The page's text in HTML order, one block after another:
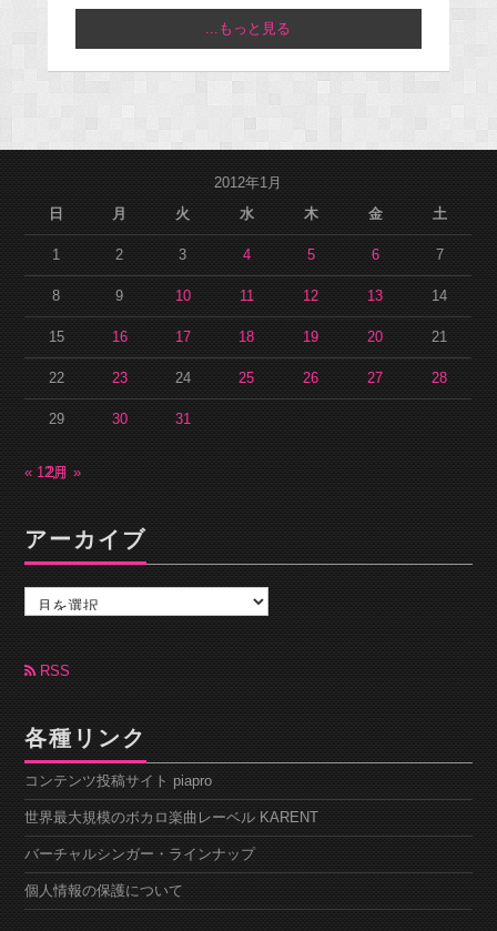
...もっと見る
2012年1月
日
月 火 水 木 金 土
1 2 3 4 5 6 7
8 9 10 11 12 13 14
15 16 17 18 19 20 21
22 23 24 25 26 27 28
29 30 31
« 12月2月 »
アーカイブ
カ
ブ RSS
各種リンク
コンテンツ投稿サイト piapro
世界最大規模のボカロ楽曲レーベル KARENT
バーチャルシンガー・ラインナップ
個人情報の保護について